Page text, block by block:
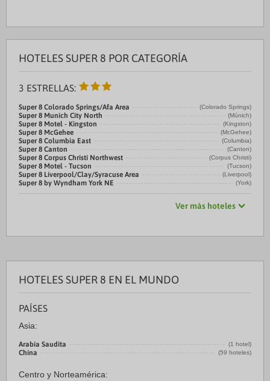
HOTELES SUPER 8 POR CATEGORÍA
3 ESTRELLAS:
Super 8 Colorado Springs/Afa Area (Colorado Springs)
Super 8 Munich City North (Múnich)
Super 8 Motel - Kingston (Kingston)
Super 8 McGehee (McGehee)
Super 8 Columbia East (Columbia)
Super 8 Canton (Canton)
Super 8 Corpus Christi Northwest (Corpus Christi)
Super 8 Motel - Tucson (Tucson)
Super 8 Liverpool/Clay/Syracuse Area (Liverpool)
Super 8 by Wyndham York NE (York)
Ver más hoteles
HOTELES SUPER 8 EN EL MUNDO
PAÍSES
Asia:
Arabia Saudita (1 hotel)
China (59 hoteles)
Centro y Norteamérica: